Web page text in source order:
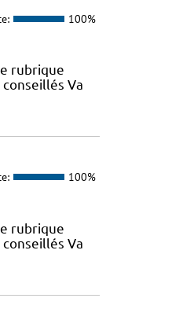
100%
rubrique
Va
100%
rubrique
Va